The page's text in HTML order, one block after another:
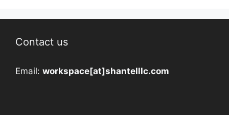
Contact us
Email: workspace[at]shantelllc.com